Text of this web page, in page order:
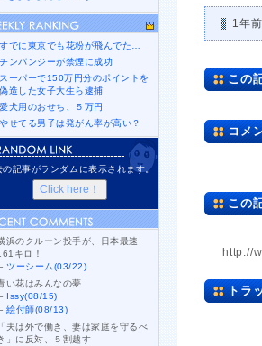
1年
この
コメ
この
http://
トラ
すでに東京でも花粉が飛んでた…
チンパンジーが禁煙に成功
スーパーで150万円分のポイントを
偽造した女子大生ら逮捕
愛犬用のおせち、５万円
やせてる男子は発がん率が高い？
の記事がランダムに表示されます。
浜のクルーン投手が、日本最速
キロ！
└ツーシーム(03/22)
い花はみんなの夢
└ Issy(08/15)
└絵付師(08/13)
「夫は外で働き、妻は家庭を守るべ
」に反対、５割越す